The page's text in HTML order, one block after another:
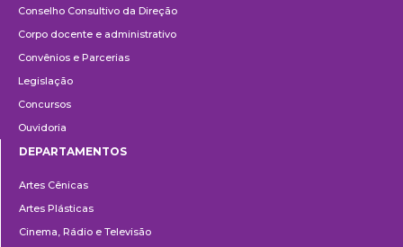
Conselho Consultivo da Direção
Corpo docente e administrativo
Convênios e Parcerias
Legislação
Concursos
Ouvidoria
DEPARTAMENTOS
Artes Cênicas
Artes Plásticas
Cinema, Rádio e Televisão